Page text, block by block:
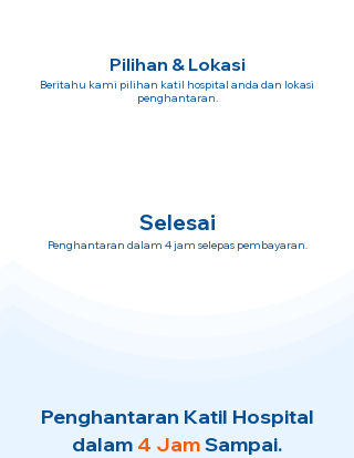
Pilihan & Lokasi
Beritahu kami pilihan katil hospital anda dan lokasi
penghantaran.
Selesai
Penghantaran dalam 4 jam selepas pembayaran.
Penghantaran Katil Hospital
dalam 4 JamSampai.